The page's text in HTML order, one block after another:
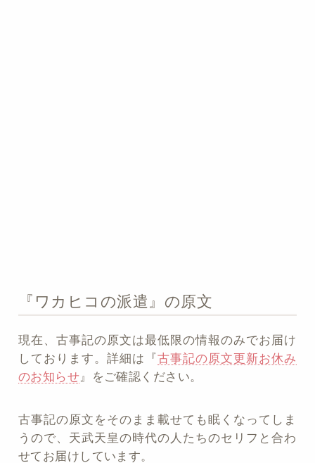
『ワカヒコの派遣』の原文
現在、古事記の原文は最低限の情報のみでお届け
しております。詳細は『 古事記の原文更新お休み
のお知らせ 』をご確認ください。
古事記の原文をそのまま載せても眠くなってしま
うので、天武天皇の時代の人たちのセリフと合わ
せてお届けしています。